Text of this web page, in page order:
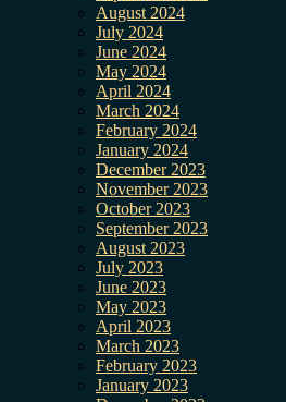
August 2024
July 2024
June 2024
May 2024
April 2024
March 2024
February 2024
January 2024
December 2023
November 2023
October 2023
September 2023
August 2023
July 2023
June 2023
May 2023
April 2023
March 2023
February 2023
January 2023